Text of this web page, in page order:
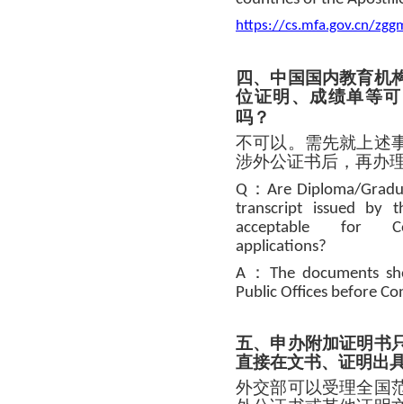
https://cs.mfa.gov.cn/
四、中国国内教育机
位证明、成绩单等
吗？
不可以。需先就上述
涉外公证书后，再办
Q ：Are Diploma/
transcript issued by
acceptable for
applications?
A ： The documents
Public Offices before
五、申办附加证明书
直接在文书、证明出
外交部可以受理全国